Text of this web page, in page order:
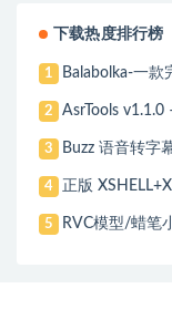
下载热度排行榜
1 Balabolka-一
2 AsrTools
3 Buzz 语音转字
4 正版
5 RVC模型/蜡笔